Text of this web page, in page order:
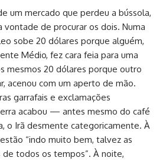
um mercado que perdeu a bússola,
vontade de procurar os dois. Numa
sobe 20 dólares porque alguém,
Médio, fez cara feia para uma
mesmos 20 dólares porque outro
acenou com um aperto de mão.
garrafais e exclamações
acabou — antes mesmo do café
o Irã desmente categoricamente. À
“indo muito bem, talvez as
todos os tempos”. À noite,